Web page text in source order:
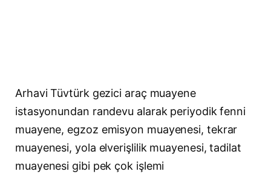
Arhavi Tüvtürk gezici araç muayene
istasyonundan randevu alarak periyodik fenni
muayene, egzoz emisyon muayenesi, tekrar
muayenesi, yola elverişlilik muayenesi, tadilat
muayenesi gibi pek çok işlemi